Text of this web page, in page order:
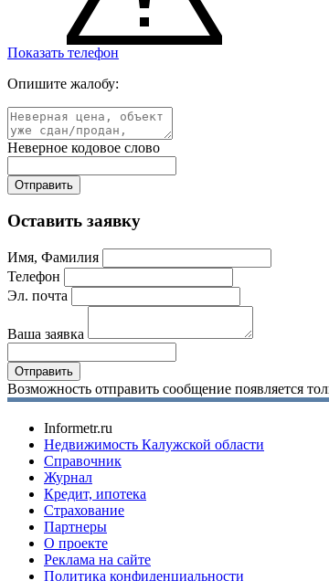
Показать телефон
Опишите жалобу:
Неверное кодовое слово
Оставить заявку
Имя, Фамилия
Телефон
Эл. почта
Ваша заявка
Возможность отправить сообщение появляется
Informetr.ru
Недвижимость Калужской области
Справочник
Журнал
Кредит, ипотека
Страхование
Партнеры
O проекте
Реклама на сайте
Политика конфиденциальности